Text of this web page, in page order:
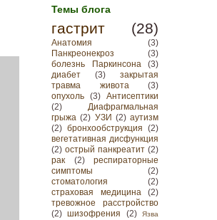
Темы блога
гастрит (28)
Анатомия
(3)
Панкреонекроз
(3)
болезнь Паркинсона
(3)
диабет
(3)
закрытая
травма живота
(3)
опухоль
(3)
Антисептики
(2)
Диафрагмальная
грыжа (2) УЗИ (2) аутизм
(2) бронхообструкция
(2)
вегетативная дисфункция
(2) острый панкреатит (2)
рак
(2)
респираторные
симптомы
(2)
стоматология
(2)
страховая медицина
(2)
тревожное расстройство
(2) шизофрения (2)
Язва